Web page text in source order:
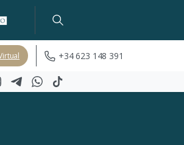
+34 623 148 391